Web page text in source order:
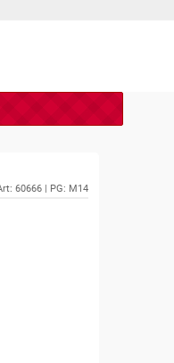
60666 | PG: M14